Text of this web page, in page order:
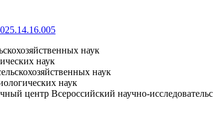
наук
наук
наук
наук
центр Всероссийский научно-